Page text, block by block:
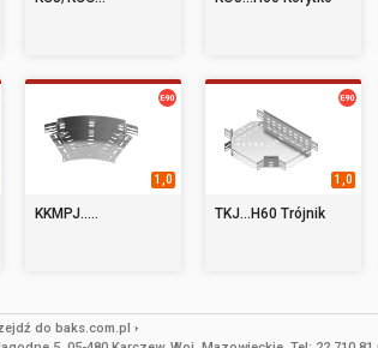
1,0
KKMPJ.....
1,0
TKJ...H60 Trójnik
do baks.com.pl